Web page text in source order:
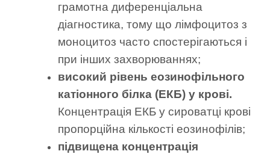
грамотна диференціальна
діагностика, тому що лімфоцитоз з
моноцитоз часто спостерігаються і
при інших захворюваннях;
високий рівень еозинофільного
катіонного білка (ЕКБ) у крові.
Концентрація ЕКБ у сироватці крові
пропорційна кількості еозинофілів;
підвищена концентрація